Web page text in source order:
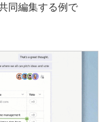
同編集する例で